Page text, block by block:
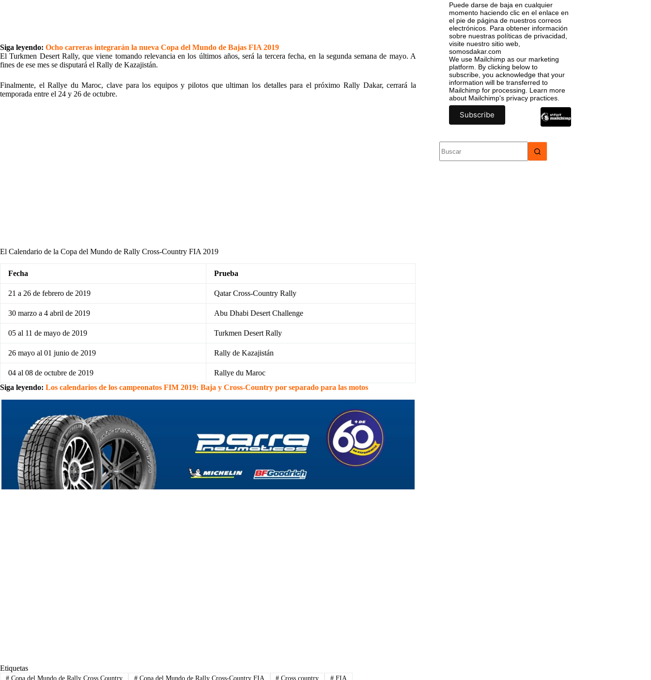
Siga leyendo: Ocho carreras integrarán la nueva Copa del Mundo de Bajas FIA 2019
El Turkmen Desert Rally, que viene tomando relevancia en los últimos años, será la tercera fecha, en la segunda semana de mayo. A
fines de ese mes se disputará el Rally de Kazajistán.
Finalmente, el Rallye du Maroc, clave para los equipos y pilotos que ultiman los detalles para el próximo Rally Dakar, cerrará la
temporada entre el 24 y 26 de octubre.
El Calendario de la Copa del Mundo de Rally Cross-Country FIA 2019
Fecha Prueba
21 a 26 de febrero de 2019 Qatar Cross-Country Rally
30 marzo a 4 abril de 2019 Abu Dhabi Desert Challenge
05 al 11 de mayo de 2019 Turkmen Desert Rally
26 mayo al 01 junio de 2019 Rally de Kazajistán
04 al 08 de octubre de 2019
Rallye du Maroc
Siga leyendo: Los calendarios de los campeonatos FIM 2019: Baja y Cross-Country por separado para las motos
Etiquetas
#Copa del Mundo de Rally Cross Country #Copa del Mundo de Rally Cross-Country FIA # Cross country # FIA
Puede darse de baja en cualquier
momento haciendo clic en el enlace en
el pie de página de nuestros correos
electrónicos. Para obtener información
sobre nuestras políticas de privacidad,
visite nuestro sitio web,
somosdakar.com
We use Mailchimp as our marketing
platform. By clicking below to
subscribe, you acknowledge that your
information will be transferred to
Mailchimp for processing. Learn more
about Mailchimp's privacy practices.